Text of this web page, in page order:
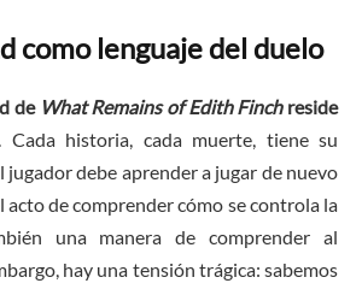
como lenguaje del duelo
de What Remains of Edith Finchreside
Cada historia, cada muerte, tiene su
jugador debe aprender a jugar de nuevo
acto de comprender cómo se controla la
una manera de comprender al
hay una tensión trágica: sabemos